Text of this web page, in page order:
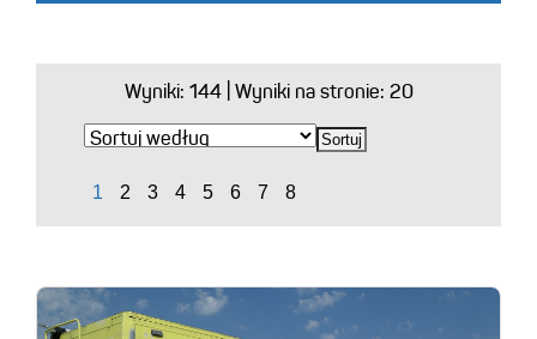
Wyniki: 144| Wyniki na stronie: 20